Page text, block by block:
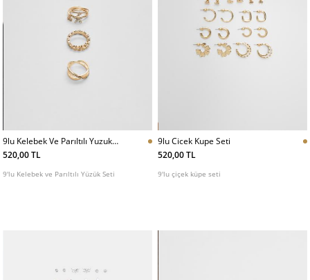
9lu Kelebek Ve Parıltılı Yuzuk
Seti
520,00 TL
9'lu Kelebek ve Parıltılı Yüzük Seti
9lu Cicek Kupe Seti
520,00 TL
9'lu çiçek küpe seti